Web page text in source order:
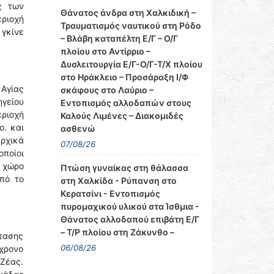
των
και
χώρο
το
Θάνατος άνδρα στη Χαλκιδική –
Τραυματισμός ναυτικού στη Ρόδο
– Βλάβη καταπέλτη Ε/Γ – Ο/Γ
πλοίου στο Αντίρριο –
Δυσλειτουργία Ε/Γ-Ο/Γ-Τ/Χ πλοίου
στο Ηράκλειο – Προσάραξη Ι/Φ
σκάφους στο Λαύριο –
Εντοπισμός αλλοδαπών στους
Καλούς Λιμένες – Διακομιδές
ασθενώ
07/08/26
Πτώση γυναίκας στη θάλασσα
στη Χαλκίδα - Ρύπανση στο
Κερατσίνι - Εντοπισμός
πυρομαχικού υλικού στα Ίσθμια -
Θάνατος αλλοδαπού επιβάτη Ε/Γ
– Τ/Ρ πλοίου στη Ζάκυνθο –
06/08/26